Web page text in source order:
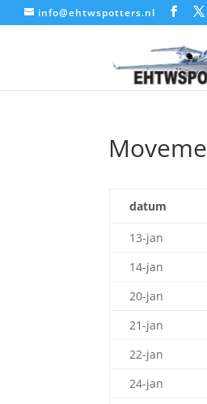
info@ehtwspotters.nl
datum
13-jan
14-jan
20-jan
21-jan
22-jan
24-jan